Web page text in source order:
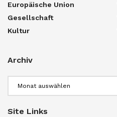
Europäische Union
Gesellschaft
Kultur
Archiv
Site Links